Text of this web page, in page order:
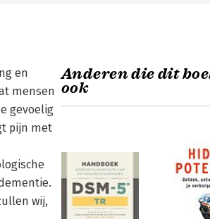
en
mensen
gevoelig
pijn met
wij,
Anderen die dit
ook